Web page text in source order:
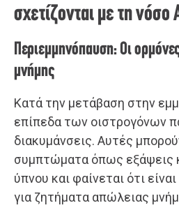
σχετίζονται με τη νόσο
Περιεμμηνόπαυση: Οι
μνήμης
Κατά την μετάβαση στην
επίπεδα των οιστρογόνων
διακυμάνσεις. Αυτές
συμπτώματα όπως εξάψεις
ύπνου και φαίνεται ότι
για ζητήματα απώλειας